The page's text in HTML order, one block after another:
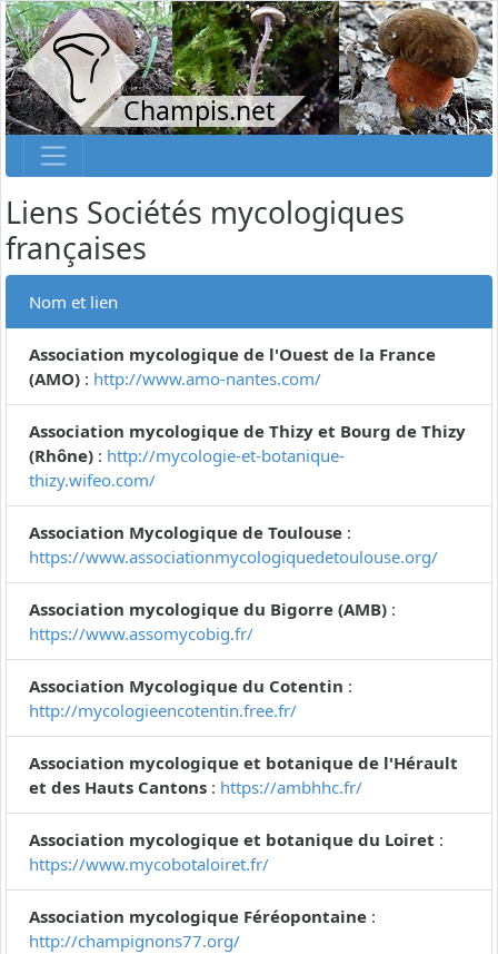
Champis.net
Liens Sociétés mycologiques
françaises
Nom et lien
Association mycologique de l'Ouest de la France
(AMO) : http://www.amo-nantes.com/
Association mycologique de Thizy et Bourg de Thizy
(Rhône) : http://mycologie-et-botanique-
thizy.wifeo.com/
Association Mycologique de Toulouse :
https://www.associationmycologiquedetoulouse.org/
Association mycologique du Bigorre (AMB) :
https://www.assomycobig.fr/
Association Mycologique du Cotentin :
http://mycologieencotentin.free.fr/
Association mycologique et botanique de l'Hérault
et des Hauts Cantons : https://ambhhc.fr/
Association mycologique et botanique du Loiret :
https://www.mycobotaloiret.fr/
Association mycologique Féréopontaine :
http://champignons77.org/